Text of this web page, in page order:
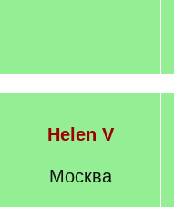
Helen V
Москва